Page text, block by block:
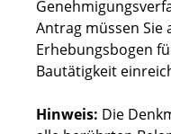
Antrag müssen Sie
Erhebungsbogen
Bautätigkeit
Hinweis: Die